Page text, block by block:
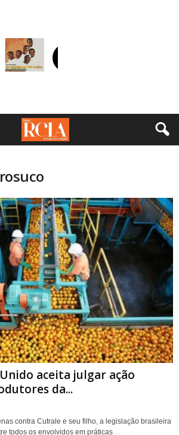
aceita julgar ação
da...
contra Cutrale e seu filho, a legislação brasileira
todos os envolvidos em práticas